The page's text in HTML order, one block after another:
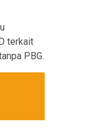
terkait
PBG.